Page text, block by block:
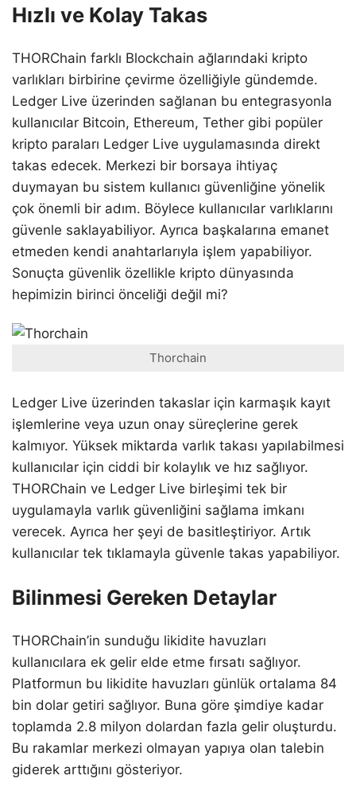
Hızlı ve Kolay Takas
THORChain farklı Blockchain ağlarındaki kripto
varlıkları birbirine çevirme özelliğiyle gündemde.
Ledger Live üzerinden sağlanan bu entegrasyonla
kullanıcılar Bitcoin, Ethereum, Tether gibi popüler
kripto paraları Ledger Live uygulamasında direkt
takas edecek. Merkezi bir borsaya ihtiyaç
duymayan bu sistem kullanıcı güvenliğine yönelik
çok önemli bir adım. Böylece kullanıcılar varlıklarını
güvenle saklayabiliyor. Ayrıca başkalarına emanet
etmeden kendi anahtarlarıyla işlem yapabiliyor.
Sonuçta güvenlik özellikle kripto dünyasında
hepimizin birinci önceliği değil mi?
Thorchain
Ledger Live üzerinden takaslar için karmaşık kayıt
işlemlerine veya uzun onay süreçlerine gerek
kalmıyor. Yüksek miktarda varlık takası yapılabilmesi
kullanıcılar için ciddi bir kolaylık ve hız sağlıyor.
THORChain ve Ledger Live birleşimi tek bir
uygulamayla varlık güvenliğini sağlama imkanı
verecek. Ayrıca her şeyi de basitleştiriyor. Artık
kullanıcılar tek tıklamayla güvenle takas yapabiliyor.
Bilinmesi Gereken Detaylar
THORChain’in sunduğu likidite havuzları
kullanıcılara ek gelir elde etme fırsatı sağlıyor.
Platformun bu likidite havuzları günlük ortalama 84
bin dolar getiri sağlıyor. Buna göre şimdiye kadar
toplamda 2.8 milyon dolardan fazla gelir oluşturdu.
Bu rakamlar merkezi olmayan yapıya olan talebin
giderek arttığını gösteriyor.